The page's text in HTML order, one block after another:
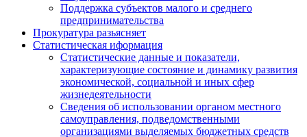
Поддержка субъектов малого и среднего
предпринимательства
Прокуратура разьясняет
Статистическая иформация
Статистические данные и показатели,
характеризующие состояние и динамику развития
экономической, социальной и иных сфер
жизнедеятельности
Сведения об использовании органом местного
самоуправления, подведомственными
организациями выделяемых бюджетных средств